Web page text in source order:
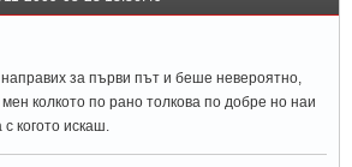
за първи път и беше невероятно,
колкото по рано толкова по добре но наи
когото искаш.